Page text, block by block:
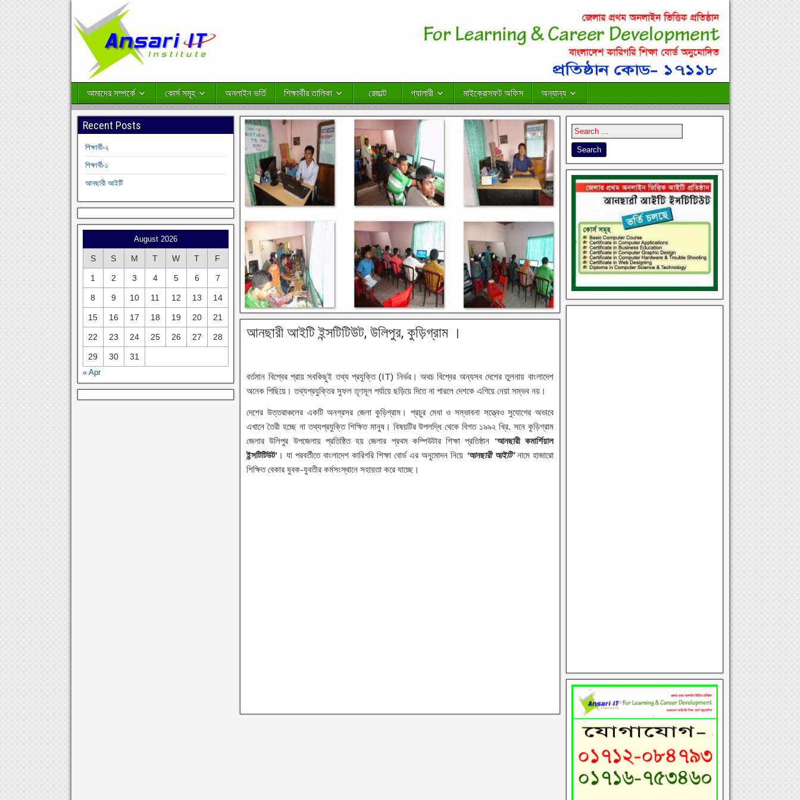
আমাদের সম্পর্কে কোর্স সমূহ অনলাইন ভর্তি শিক্ষার্থীর তালিকা রেজাল্ট গ্যালারী মাইক্রোসফট অফিস অন্যান্য
আনছারী আইটি ইন্সটিটিউট, উলিপুর, কুড়িগ্রাম ।
বর্তমান বিশ্বের প্রায় সবকিছুই তথ্য প্রযুক্তি (IT) নির্ভর। অথচ বিশ্বের অন্যসব দেশের তুলনায় বাংলাদেশ
অনেক পিছিয়ে। তথ্যপ্রযুক্তির সুফল তৃণমূল পর্যায়ে ছড়িয়ে দিতে না পারলে দেশকে এগিয়ে নেয়া সম্ভব নয়।
দেশের উত্তরাঞ্চলের একটি অনগ্রসর জেলা কুড়িগ্রাম। প্রচুর মেধা ও সম্ভাবনা সত্ত্বেও সুযোগের অভাবে
এখানে তৈরী হচ্ছে না তথ্যপ্রযুক্তি শিক্ষিত মানুষ। বিষয়টির উপলদ্ধি থেকে বিগত ১৯৯২ খ্রি. সনে কুড়িগ্রাম
জেলার উলিপুর উপজেলায় প্রতিষ্ঠিত হয় জেলার প্রথম কম্পিউটার শিক্ষা প্রতিষ্ঠান ‘আনছারী কমার্শিয়াল
ইন্সটিটিউট’ । যা পরবর্তীতে বাংলাদেশ কারিগরি শিক্ষা বোর্ড এর অনুমোদন নিয়ে ‘আনছারী আইটি’নামে হাজারো
শিক্ষিত বেকার যুবক-যুবতীর কর্মসংস্থানে সহায়তা করে যাচ্ছে।
Recent Posts
শিক্ষার্থী-২
শিক্ষার্থী-১
আনছারী আইটি
August 2026
S S M T W T F
1 2 3 4 5 6 7
8 9 10 11 12 13 14
15 16 17 18 19 20 21
22 23 24 25 26 27 28
29 30 31
« Apr